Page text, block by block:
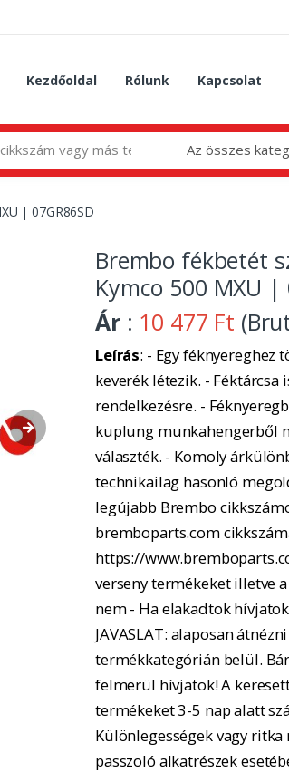
Kezdőoldal Rólunk Kapcsolat
Az összes
| 07GR86SD
Brembo fékbetét
Kymco 500 MXU |
Ár : 10 477 Ft
Leírás: - Egy féknyereghez
keverék létezik. - Féktárcsa
rendelkezésre. -
kuplung munkahengerből
választék. - Komoly
technikailag hasonló
legújabb Brembo
bremboparts.com
https://
verseny termékeket illetve
nem - Ha elakadtok
JAVASLAT: alaposan
termékkategórián belül.
felmerül hívjatok! A
termékeket 3-5 nap alatt
Különlegességek vagy
passzoló alkatrészek